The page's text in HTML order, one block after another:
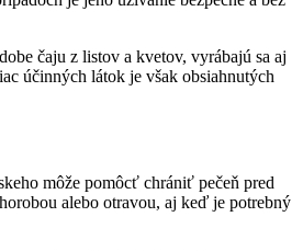
čaju z listov a kvetov, vyrábajú sa aj
účinných látok je však obsiahnutých
môže pomôcť chrániť pečeň pred
alebo otravou, aj keď je potrebný